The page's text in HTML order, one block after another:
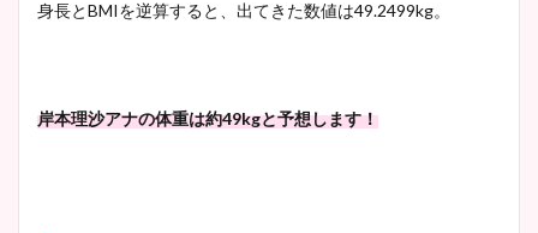
身長とBMIを逆算すると、出てきた数値は49.2499kg。
岸本理沙アナの体重は約49kgと予想します！